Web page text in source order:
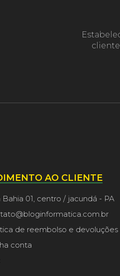
AO CLIENTE
Bahia 01, centro / jacundá - PA
de reembolso e devoluções
conta